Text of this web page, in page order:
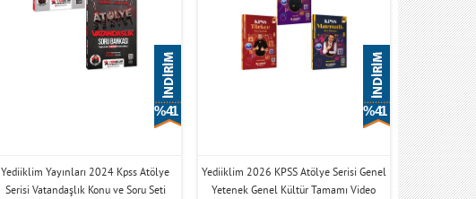
% 41
Yediiklim Yayınları 2024 Kpss Atölye
Serisi Vatandaşlık Konu ve Soru Seti
% 41
Yediiklim 2026 KPSS Atölye Serisi Genel
Yetenek Genel Kültür Tamamı Video